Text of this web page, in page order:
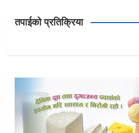
तपाईको प्रतिक्रिया